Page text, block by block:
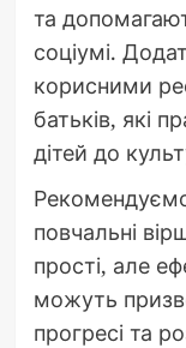
та
соціумі.
корисними
батьків, які
дітей до
повчальні
прості, але
можуть
прогресі та